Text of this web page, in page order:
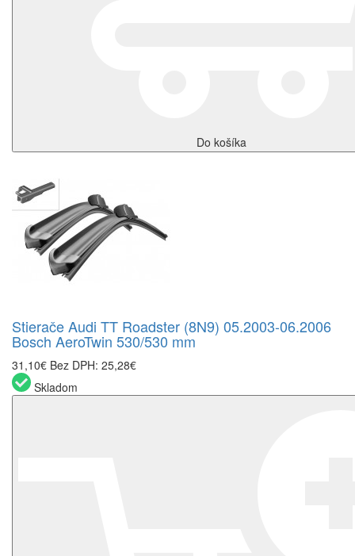
Do košíka
Stierače Audi TT Roadster (8N9) 05.2003-06.2006
Bosch AeroTwin 530/530 mm
31,10€ Bez DPH: 25,28€
Skladom